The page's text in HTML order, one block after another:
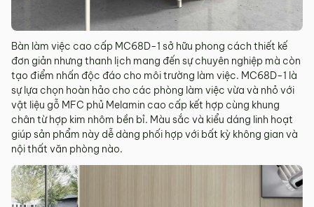
Bàn làm việc cao cấp MC68D-1 sở hữu phong cách thiết kế
đơn giản nhưng thanh lịch mang đến sự chuyên nghiệp mà còn
tạo điểm nhấn độc đáo cho môi trường làm việc. MC68D-1 là
sự lựa chọn hoàn hảo cho các phòng làm việc vừa và nhỏ với
vật liệu gỗ MFC phủ Melamin cao cấp kết hợp cùng khung
chân từ hợp kim nhôm bền bỉ. Màu sắc và kiểu dáng linh hoạt
giúp sản phẩm này dễ dàng phối hợp với bất kỳ không gian và
nội thất văn phòng nào.